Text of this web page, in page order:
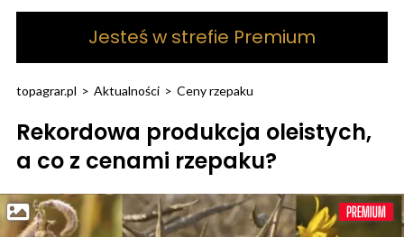
Jesteś w strefie Premium
topagrar.pl > Aktualności > Ceny rzepaku
Rekordowa produkcja oleistych,
a co z cenami rzepaku?